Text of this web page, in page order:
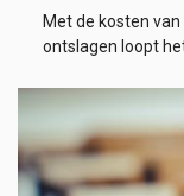
Met de kosten
ontslagen loopt